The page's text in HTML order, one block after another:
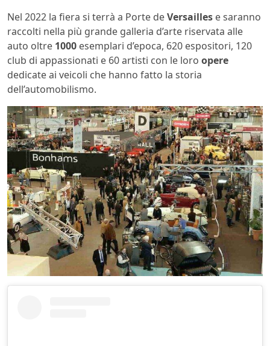
Nel 2022 la fiera si terrà a Porte deVersailles e saranno
raccolti nella più grande galleria d’arte riservata alle
auto oltre 1000 esemplari d’epoca, 620 espositori, 120
club di appassionati e 60 artisti con le loro opere
dedicate ai veicoli che hanno fatto la storia
dell’automobilismo.